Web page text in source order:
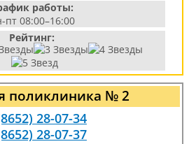
работы:
пт 08:00–16:00
Рейтинг:
поликлиника № 2
28-07-34
28-07-37